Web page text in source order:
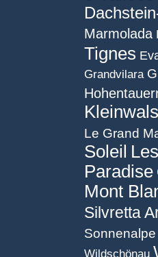
Marmolada
Tignes
Grandvilara
Le Grand
Soleil
Paradise
Mont
Silvretta
Wildschönau